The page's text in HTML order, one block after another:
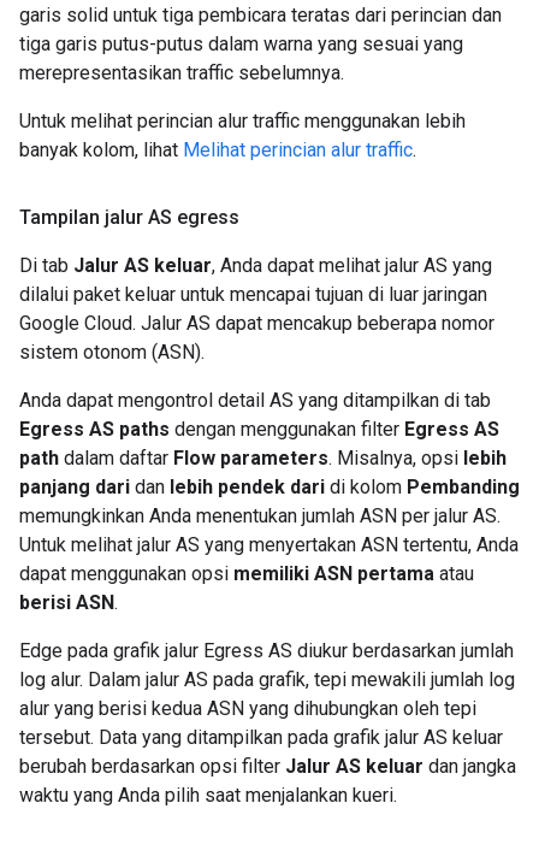
garis solid untuk tiga pembicara teratas dari perincian dan
tiga garis putus-putus dalam warna yang sesuai yang
merepresentasikan traffic sebelumnya.
Untuk melihat perincian alur traffic menggunakan lebih
banyak kolom, lihat Melihat perincian alur traffic.
Tampilan jalur AS egress
Di tab Jalur AS keluar, Anda dapat melihat jalur AS yang
dilalui paket keluar untuk mencapai tujuan di luar jaringan
Google Cloud. Jalur AS dapat mencakup beberapa nomor
sistem otonom (ASN).
Anda dapat mengontrol detail AS yang ditampilkan di tab
Egress AS paths dengan menggunakan filter Egress AS
path dalam daftar Flow parameters. Misalnya, opsi lebih
panjang dari dan lebih pendek dari di kolom Pembanding
memungkinkan Anda menentukan jumlah ASN per jalur AS.
Untuk melihat jalur AS yang menyertakan ASN tertentu, Anda
dapat menggunakan opsi memiliki ASN pertama atau
berisi ASN.
Edge pada grafik jalur Egress AS diukur berdasarkan jumlah
log alur. Dalam jalur AS pada grafik, tepi mewakili jumlah log
alur yang berisi kedua ASN yang dihubungkan oleh tepi
tersebut. Data yang ditampilkan pada grafik jalur AS keluar
berubah berdasarkan opsi filter Jalur AS keluar dan jangka
waktu yang Anda pilih saat menjalankan kueri.